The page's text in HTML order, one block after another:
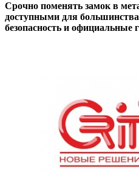
Срочно поменять замок в
доступными для
безопасность и официальные